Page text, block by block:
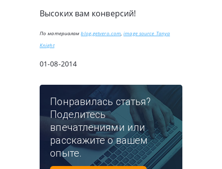
Высоких вам конверсий!
По материаламblog.getvero.com,image source Tanya
Knight
01-08-2014
Понравилась статья?
Поделитесь
впечатлениями или
расскажите о вашем
опыте.